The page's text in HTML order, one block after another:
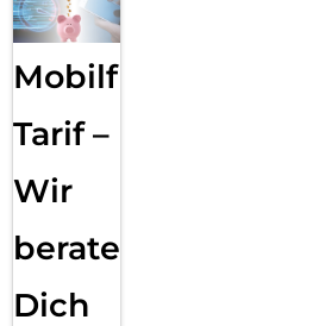
Mobilfunk
Tarif –
Wir
beraten
Dich